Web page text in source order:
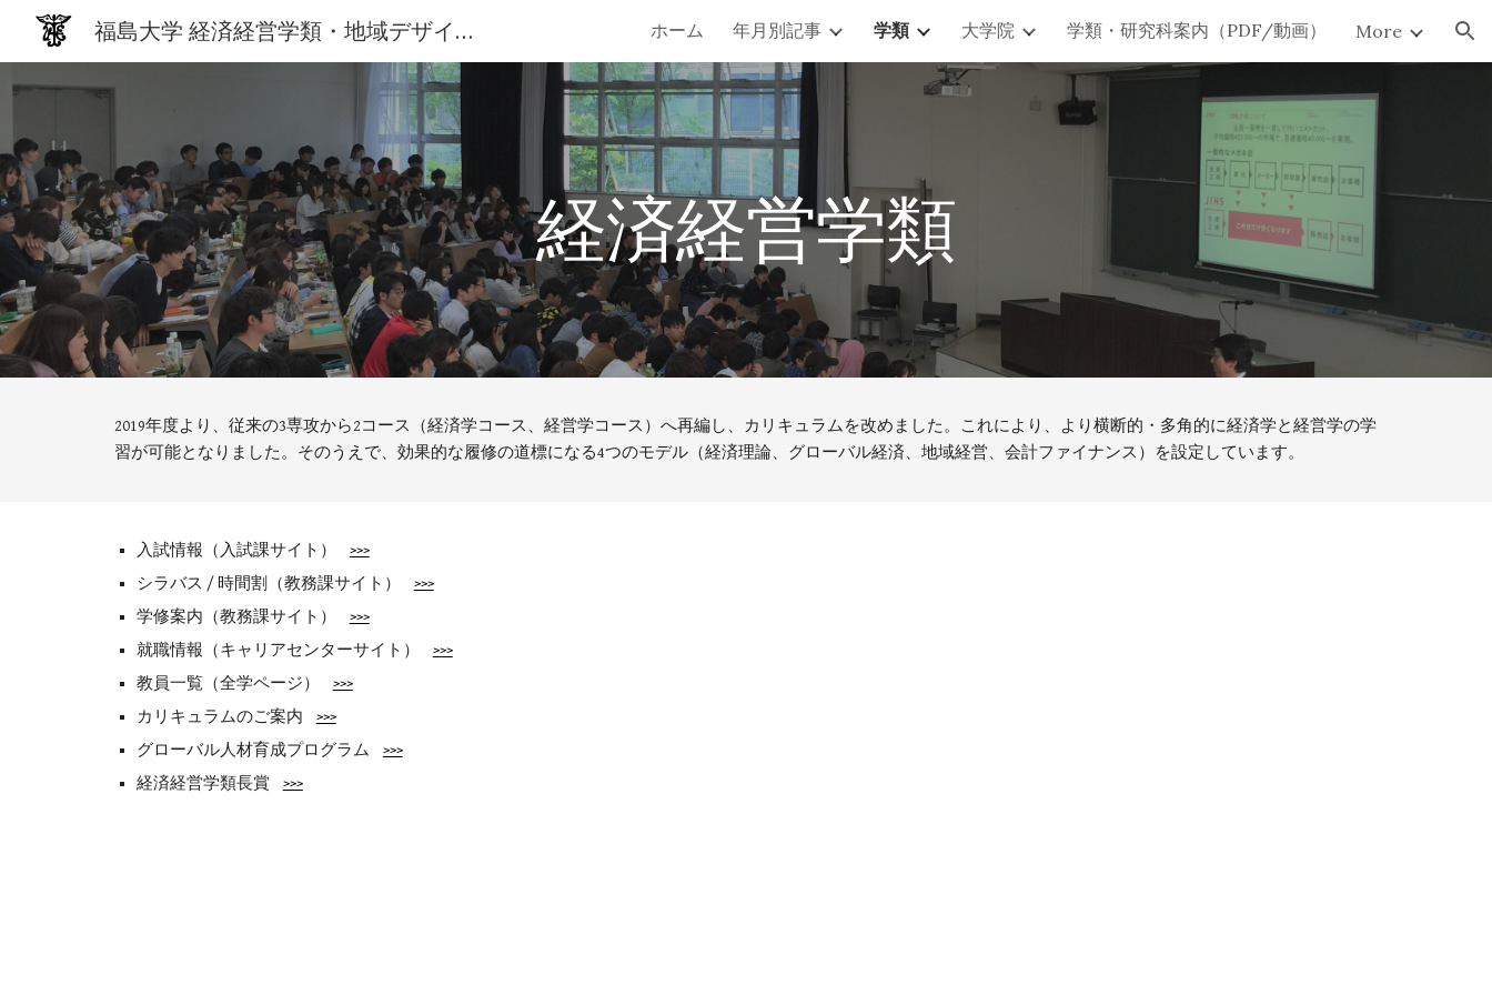
Skip to navigation
福島大学 経済経営学類・地域デザイン科学研究科 経済経営専攻 / 経済学研究科 ホーム 年月別記事 学類 大学院 学類・研究科案内（PDF/動画） More
経済経営学類
2019年度より、従来の3専攻から2コース（経済学コース、経営学コース）へ再編し、カリキュラムを改めました。これにより、より横断的・多角的に経済学と経営学の学
習が可能となりました。そのうえで、効果的な履修の道標になる4つのモデル（経済理論、グローバル経済、地域経営、会計ファイナンス）を設定しています。
入試情報（入試課サイト） >>>
シラバス / 時間割（教務課サイト） >>>
学修案内（教務課サイト） >>>
就職情報（キャリアセンターサイト） >>>
教員一覧（全学ページ） >>>
カリキュラムのご案内 >>>
グローバル人材育成プログラム >>>
経済経営学類長賞 >>>